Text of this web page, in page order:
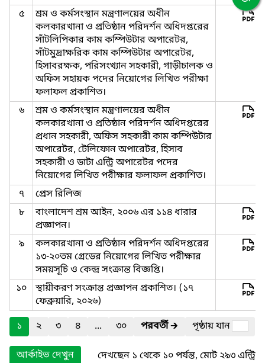
৫
শ্রম ও কর্মসংস্থান মন্ত্রণালয়ের অধীন
কলকারখানা ও প্রতিষ্ঠান পরিদর্শন অধিদপ্তরের
সাঁটলিপিকার কাম কম্পিউটার অপারেটর,
সাঁটমুদ্রাক্ষরিক কাম কম্পিউটার অপারেটর,
হিসাবরক্ষক, পরিসংখ্যান সহকারী, গাড়ীচালক ও
অফিস সহায়ক পদের নিয়োগের লিখিত পরীক্ষা
ফলাফল প্রকাশিত।
৬
শ্রম ও কর্মসংস্থান মন্ত্রণালয়ের অধীন
কলকারখানা ও প্রতিষ্ঠান পরিদর্শন অধিদপ্তরের
প্রধান সহকারী, অফিস সহকারী কাম কম্পিউটার
অপারেটর, টেলিফোন অপারেটর, হিসাব
সহকারী ও ডাটা এন্ট্রি অপারেটর পদের
নিয়োগের লিখিত পরীক্ষার ফলাফল প্রকাশিত।
৭
প্রেস রিলিজ
৮
বাংলাদেশ শ্রম আইন, ২০০৬ এর ১১৪ ধারার
প্রজ্ঞাপন।
৯
কলকারখানা ও প্রতিষ্ঠান পরিদর্শন অধিদপ্তরের
১৩-২০তম গ্রেডের নিয়োগের লিখিত পরীক্ষার
সময়সূচি ও কেন্দ্র সংক্রান্ত বিজ্ঞপ্তি।
১০
স্থায়ীকরণ সংক্রান্ত প্রজ্ঞাপন প্রকাশিত। (১৭
ফেব্রুয়ারি, ২০২৬)
১
২ ৩ ৪ ... ৩০ পরবর্তী🡲 পৃষ্ঠায় যান
আর্কাইভ দেখুন
দেখছেন ১ থেকে ১০ পর্যন্ত, মোট ২৯৩ এন্ট্রি